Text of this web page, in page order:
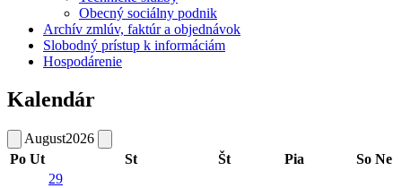
Obecný sociálny podnik
Archív zmlúv, faktúr a objednávok
Slobodný prístup k informáciám
Hospodárenie
Kalendár
August2026
Po Ut St Št Pia So Ne
29